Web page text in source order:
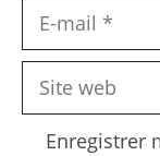
Site
Enregistrer